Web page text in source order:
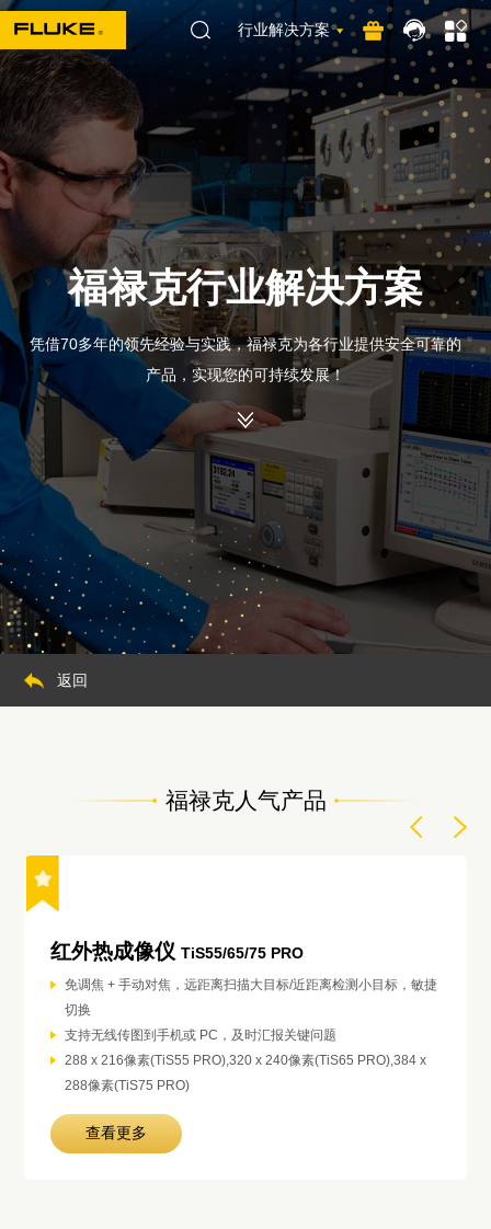
行业解决方案
福禄克行业解决方案
凭借70多年的领先经验与实践，福禄克为各行业提供安全可靠的
产品，实现您的可持续发展！
返回
福禄克人气产品
红外热成像仪 TiS55/65/75 PRO
免调焦 + 手动对焦，远距离扫描大目标/近距离检测小目标，敏捷
切换
支持无线传图到手机或 PC，及时汇报关键问题
288 x 216像素(TiS55 PRO),320 x 240像素(TiS65 PRO),384 x
288像素(TiS75 PRO)
查看更多